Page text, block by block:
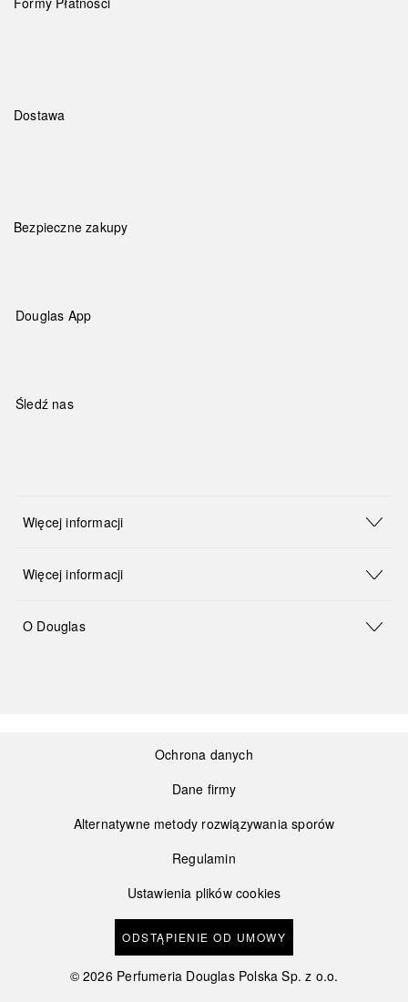
Dostawa
Bezpieczne zakupy
Douglas App
Śledź nas
Więcej informacji
Więcej informacji
O Douglas
Ochrona danych
Dane firmy
Alternatywne metody rozwiązywania sporów
Regulamin
Ustawienia plików cookies
ODSTĄPIENIE OD UMOWY
©2026 Perfumeria Douglas Polska Sp. z o.o.